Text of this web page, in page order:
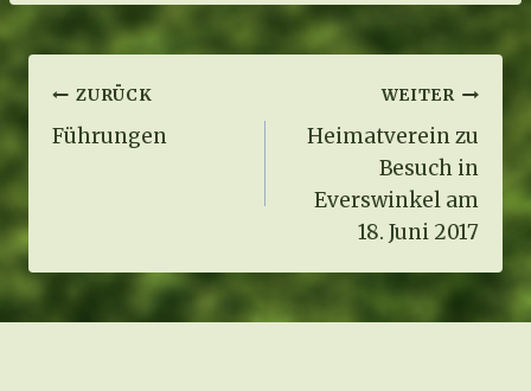
Beitragsnavigation
ZURÜCK
Führungen
WEITER
Heimatverein zu
Besuch in
Everswinkel am
18. Juni 2017